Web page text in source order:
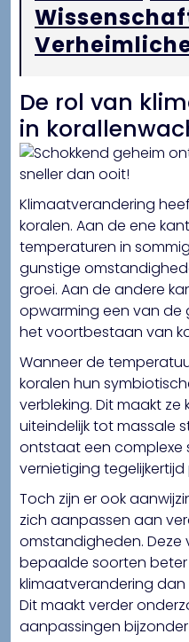
De rol van
in
Klimaatverandering
koralen. Aan de ene
temperaturen in
gunstige
groei. Aan de andere
opwarming een van
het voortbestaan van
Wanneer de
koralen hun
verbleking. Dit maakt ze
uiteindelijk tot massale
ontstaat een complexe
vernietiging
Toch zijn er ook
zich aanpassen aan
omstandigheden.
bepaalde soorten
klimaatverandering
Dit maakt verder
aanpassingen bijzonder